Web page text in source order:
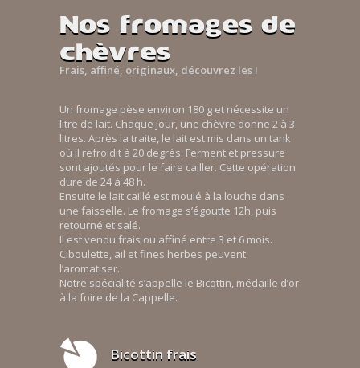
Nos fromages de
chèvres
Frais, affiné, originaux, découvrez les !
Un fromage pèse environ 180 g et nécessite un
litre de lait. Chaque jour, une chèvre donne 2 à 3
litres. Après la traite, le lait est mis dans un tank
où il refroidit à 20 degrés. Ferment et pressure
sont ajoutés pour le faire cailler. Cette opération
dure de 24 à 48 h.
Ensuite le lait caillé est moulé à la louche dans
une faisselle. Le fromage s’égoutte 12h, puis
retourné et salé.
Il est vendu frais ou affiné entre 3 et 6 mois.
Ciboulette, ail et fines herbes peuvent
l’aromatiser.
Notre spécialité s’appelle le Bicottin, médaille d’or
à la foire de la Cappelle.
Bicottin frais